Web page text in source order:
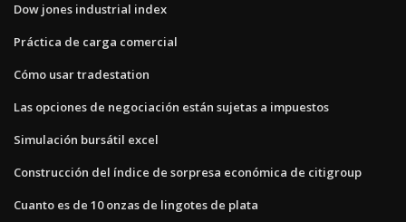
Dow jones industrial index
Práctica de carga comercial
Cómo usar tradestation
Las opciones de negociación están sujetas a impuestos
Simulación bursátil excel
Construcción del índice de sorpresa económica de citigroup
Cuanto es de 10 onzas de lingotes de plata